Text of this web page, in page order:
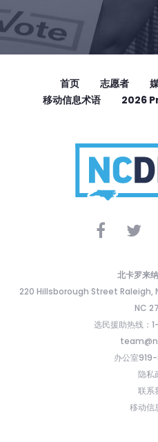
首页 志愿者
移动信息术语
2026
北卡罗来
220 Hillsborough Street Raleigh,
NC
选民援助热线
办公室
隐私
联系
移动信